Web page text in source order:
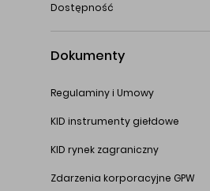
Dostępność
Dokumenty
Regulaminy i Umowy
KID instrumenty giełdowe
KID rynek zagraniczny
Zdarzenia korporacyjne GPW